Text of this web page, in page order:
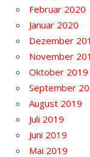
Februar 2020
Januar 2020
Dezember
November
Oktober 2019
September
August 2019
Juli 2019
Juni 2019
Mai 2019